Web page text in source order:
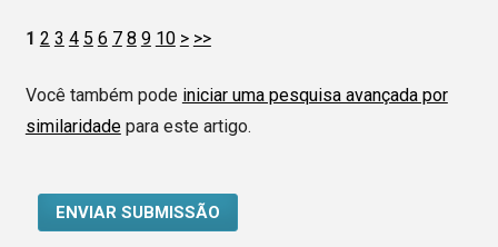
1 2 3 4 5 6 7 8 9 10 > >>
Você também pode iniciar uma pesquisa avançada por
similaridadepara este artigo.
ENVIAR SUBMISSÃO